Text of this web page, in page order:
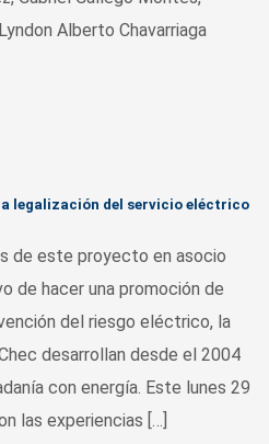
Alberto Chavarriaga
legalización del servicio eléctrico
de este proyecto en asocio
de hacer una promoción de
del riesgo eléctrico, la
desarrollan desde el 2004
con energía. Este lunes 29
las experiencias […]